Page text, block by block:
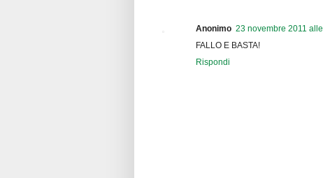
Anonimo 23 novembre 2011
FALLO E BASTA!
Rispondi